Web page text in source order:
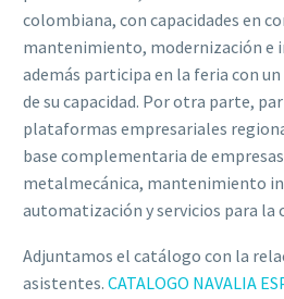
colombiana, con capacidades en
mantenimiento, modernización e
además participa en la feria con
de su capacidad. Por otra parte,
plataformas empresariales
base complementaria de
metalmecánica, mantenimiento
automatización y servicios para la
Adjuntamos el catálogo con la
asistentes. CATALOGO NAVALIA